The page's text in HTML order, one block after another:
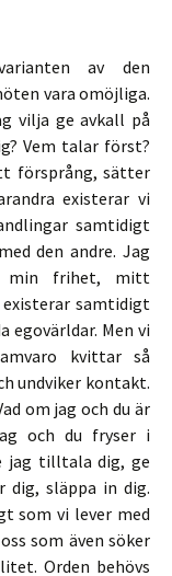
av den
vara omöjliga.
vilja ge avkall på
Vem talar först?
försprång, sätter
existerar vi
samtidigt
den andre. Jag
min frihet, mitt
samtidigt
egovärldar. Men vi
kvittar så
undviker kontakt.
om jag och du är
och du fryser i
jag tilltala dig, ge
dig, släppa in dig.
som vi lever med
som även söker
Orden behövs